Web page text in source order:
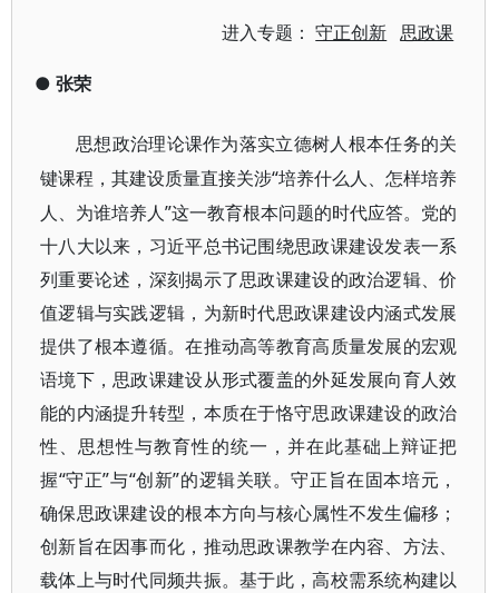
进入专题：守正创新 思政课
● 张荣
思想政治理论课作为落实立德树人根本任务的关
键课程，其建设质量直接关涉“培养什么人、怎样培养
人、为谁培养人”这一教育根本问题的时代应答。党的
十八大以来，习近平总书记围绕思政课建设发表一系
列重要论述，深刻揭示了思政课建设的政治逻辑、价
值逻辑与实践逻辑，为新时代思政课建设内涵式发展
提供了根本遵循。在推动高等教育高质量发展的宏观
语境下，思政课建设从形式覆盖的外延发展向育人效
能的内涵提升转型，本质在于恪守思政课建设的政治
性、思想性与教育性的统一，并在此基础上辩证把
握“守正”与“创新”的逻辑关联。守正旨在固本培元，
确保思政课建设的根本方向与核心属性不发生偏移；
创新旨在因事而化，推动思政课教学在内容、方法、
载体上与时代同频共振。基于此，高校需系统构建以